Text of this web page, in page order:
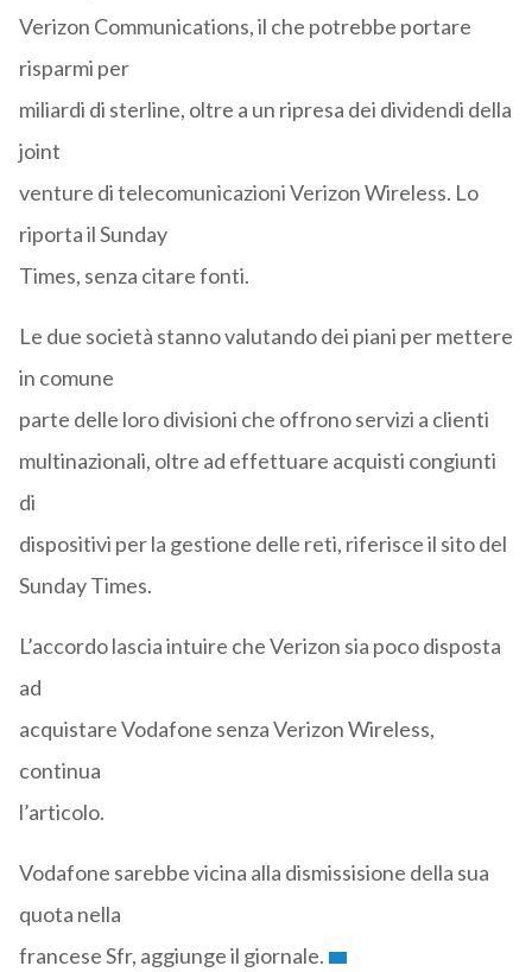
Verizon Communications, il che potrebbe portare
risparmi per
miliardi di sterline, oltre a un ripresa dei dividendi della
joint
venture di telecomunicazioni Verizon Wireless. Lo
riporta il Sunday
Times, senza citare fonti.
Le due società stanno valutando dei piani per mettere
in comune
parte delle loro divisioni che offrono servizi a clienti
multinazionali, oltre ad effettuare acquisti congiunti
di
dispositivi per la gestione delle reti, riferisce il sito del
Sunday Times.
L’accordo lascia intuire che Verizon sia poco disposta
ad
acquistare Vodafone senza Verizon Wireless,
continua
l’articolo.
Vodafone sarebbe vicina alla dismissisione della sua
quota nella
francese Sfr, aggiunge il giornale.